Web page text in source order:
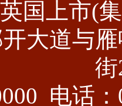
国上市(
大道与
电话：